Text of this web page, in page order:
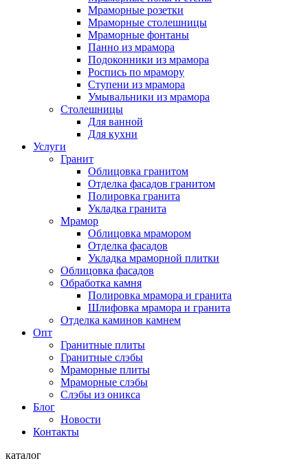
Мраморные розетки
Мраморные столешницы
Мраморные фонтаны
Панно из мрамора
Подоконники из мрамора
Роспись по мрамору
Ступени из мрамора
Умывальники из мрамора
Столешницы
Для ванной
Для кухни
Услуги
Гранит
Облицовка гранитом
Отделка фасадов гранитом
Полировка гранита
Укладка гранита
Мрамор
Облицовка мрамором
Отделка фасадов
Укладка мраморной плитки
Облицовка фасадов
Обработка камня
Полировка мрамора и гранита
Шлифовка мрамора и гранита
Отделка каминов камнем
Опт
Гранитные плиты
Гранитные слэбы
Мраморные плиты
Мраморные слэбы
Слэбы из оникса
Блог
Новости
Контакты
каталог